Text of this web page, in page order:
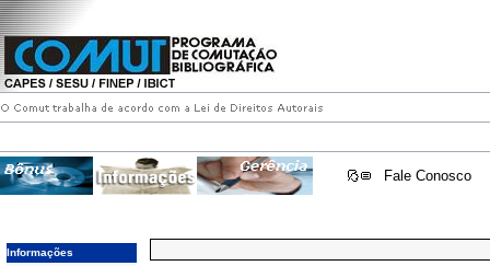
Fale Conosco
Informações